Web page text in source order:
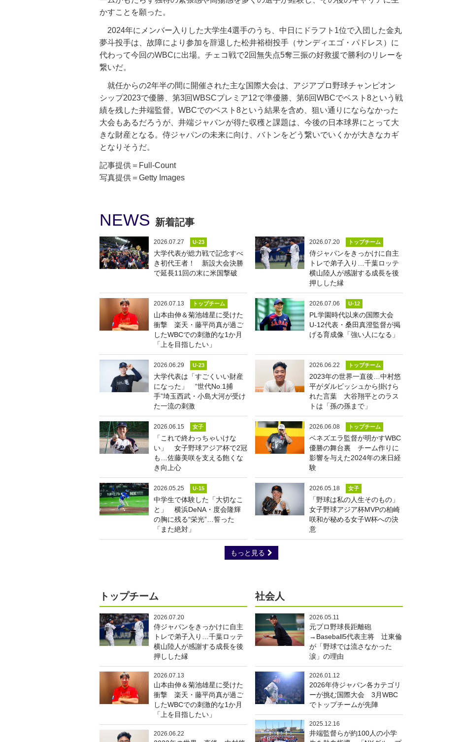
かすことを願った。
2024年にメンバー入りした大学生4選手のうち、中日にドラフト1位で入団した金丸
夢斗投手は、故障により参加を辞退した松井裕樹投手（サンディエゴ・パドレス）に
代わって今回のWBCに出場。チェコ戦で2回無失点5奪三振の好救援で勝利のリレーを
繋いだ。
就任からの2年半の間に開催された主な国際大会は、アジアプロ野球チャンピオン
シップ2023で優勝、第3回WBSCプレミア12で準優勝、第6回WBCでベスト8という戦
績を残した井端監督。WBCでのベスト8という結果を含め、狙い通りにならなかった
大会もあるだろうが、井端ジャパンが得た収穫と課題は、今後の日本球界にとって大
きな財産となる。侍ジャパンの未来に向け、バトンをどう繋いでいくかが大きなカギ
となりそうだ。
記事提供＝Full-Count
写真提供＝Getty Images
NEWS 新着記事
2026.07.27 U-23
大学代表が総力戦で記念すべ
き初代王者！ 新設大会決勝
で延長11回の末に米国撃破
2026.07.20 トップチーム
侍ジャパンをきっかけに自主
トレで弟子入り…千葉ロッテ
横山陸人が感謝する成長を後
押しした縁
2026.07.13 トップチーム
山本由伸＆菊池雄星に受けた
衝撃 楽天・藤平尚真が過ご
したWBCでの刺激的な1か月
「上を目指したい」
2026.07.06 U-12
PL学園時代以来の国際大会
U-12代表・桑田真澄監督が掲
げる育成像「強い人になる」
2026.06.29 U-23
大学代表は「すごくいい財産
になった」 “世代No.1捕
手”埼玉西武・小島大河が受け
た一流の刺激
2026.06.22 トップチーム
2023年の世界一直後…中村悠
平がダルビッシュから掛けら
れた言葉 大谷翔平とのラス
トは「孫の孫まで」
2026.06.15 女子
「これで終わっちゃいけな
い」 女子野球アジア杯で2冠
も…佐藤美咲を支える飽くな
き向上心
2026.06.08 トップチーム
ベネズエラ監督が明かすWBC
優勝の舞台裏 チーム作りに
影響を与えた2024年の来日経
験
2026.05.25 U-15
中学生で体験した「大切なこ
と」 横浜DeNA・度会隆輝
の胸に残る“栄光”…誓った
「また絶対」
2026.05.18 女子
「野球は私の人生そのもの」
女子野球アジア杯MVPの柏崎
咲和が秘める女子W杯への決
意
もっと見る
トップチーム
2026.07.20
侍ジャパンをきっかけに自主
トレで弟子入り…千葉ロッテ
横山陸人が感謝する成長を後
押しした縁
2026.07.13
山本由伸＆菊池雄星に受けた
衝撃 楽天・藤平尚真が過ご
したWBCでの刺激的な1か月
「上を目指したい」
2026.06.22
社会人
2026.05.11
元プロ野球長距離砲
→Baseball5代表主将 辻東倫
が「野球では流さなかった
涙」の理由
2026.01.12
2026年侍ジャパン各カテゴリ
ーが挑む国際大会 3月WBC
でトップチームが先陣
2025.12.16
井端監督らが約100人の小学